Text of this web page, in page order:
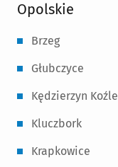
Opolskie
Brzeg
Głubczyce
Kędzierzyn Koźle
Kluczbork
Krapkowice